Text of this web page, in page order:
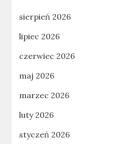
sierpień 2026
lipiec 2026
czerwiec 2026
maj 2026
marzec 2026
luty 2026
styczeń 2026